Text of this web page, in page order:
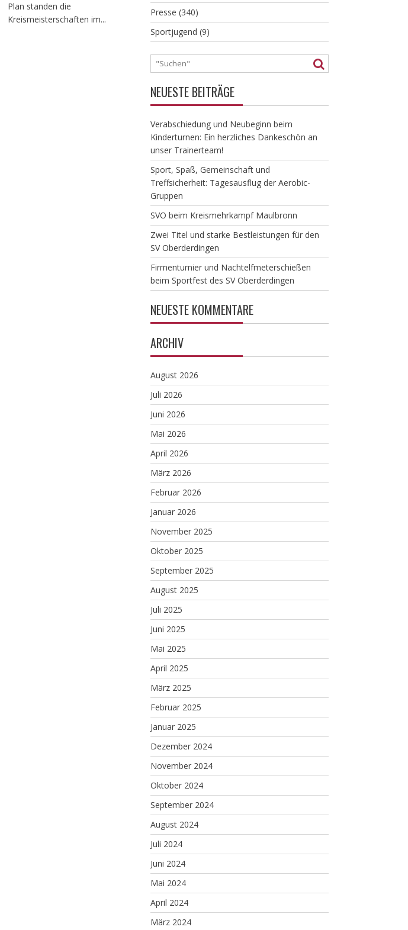
Plan standen die
Kreismeisterschaften im...
Presse (340)
Sportjugend (9)
NEUESTE BEITRÄGE
Verabschiedung und Neubeginn beim
Kinderturnen: Ein herzliches Dankeschön an
unser Trainerteam!
​Sport, Spaß, Gemeinschaft und
Treffsicherheit: Tagesausflug der Aerobic-
Gruppen
SVO beim Kreismehrkampf Maulbronn
Zwei Titel und starke Bestleistungen für den
SV Oberderdingen
Firmenturnier und Nachtelfmeterschießen
beim Sportfest des SV Oberderdingen
NEUESTE KOMMENTARE
ARCHIV
August 2026
Juli 2026
Juni 2026
Mai 2026
April 2026
März 2026
Februar 2026
Januar 2026
November 2025
Oktober 2025
September 2025
August 2025
Juli 2025
Juni 2025
Mai 2025
April 2025
März 2025
Februar 2025
Januar 2025
Dezember 2024
November 2024
Oktober 2024
September 2024
August 2024
Juli 2024
Juni 2024
Mai 2024
April 2024
März 2024